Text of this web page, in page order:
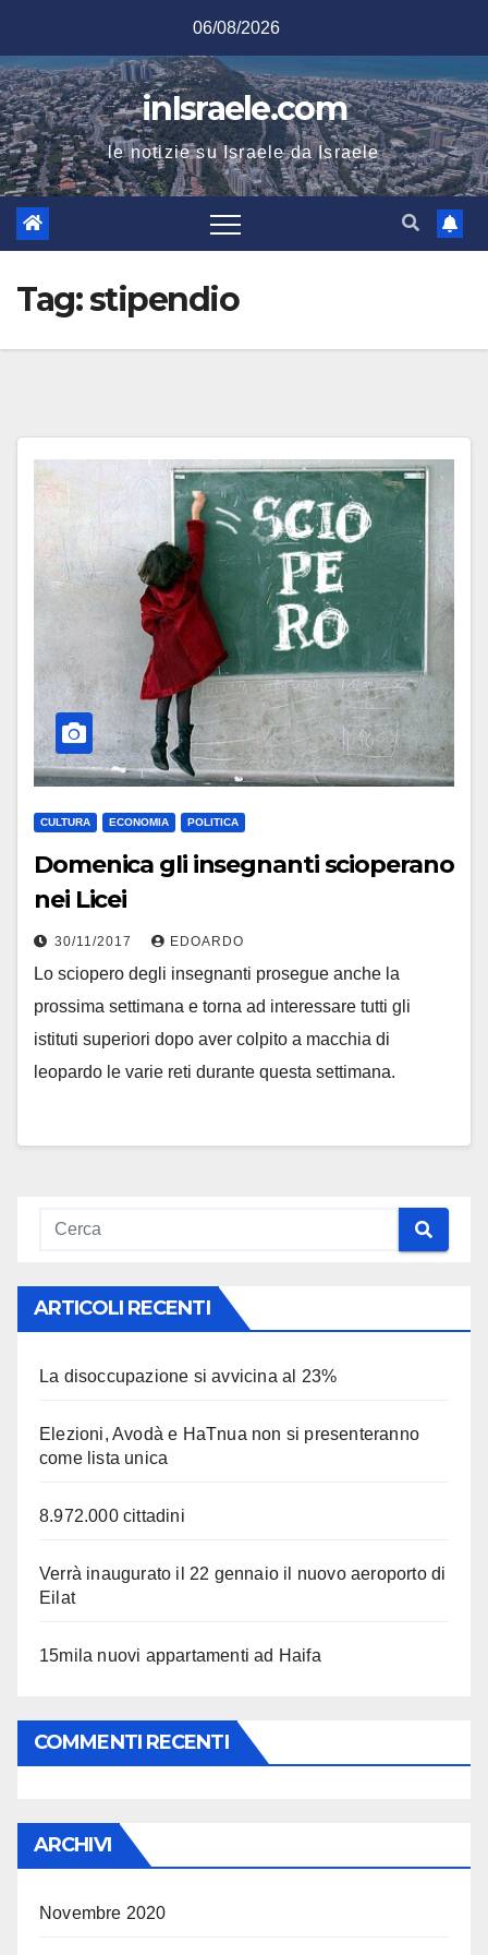
contenuto
06/08/2026
inIsraele.com
le notizie su Israele da Israele
Tag:stipendio
CULTURA ECONOMIA POLITICA
Domenica gli insegnanti scioperano
nei Licei
30/11/2017 EDOARDO
Lo sciopero degli insegnanti prosegue anche la
prossima settimana e torna ad interessare tutti gli
istituti superiori dopo aver colpito a macchia di
leopardo le varie reti durante questa settimana.
ARTICOLI RECENTI
La disoccupazione si avvicina al 23%
Elezioni, Avodà e HaTnua non si presenteranno
come lista unica
8.972.000 cittadini
Verrà inaugurato il 22 gennaio il nuovo aeroporto di
Eilat
15mila nuovi appartamenti ad Haifa
COMMENTI RECENTI
ARCHIVI
Novembre 2020